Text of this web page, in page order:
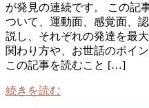
が発見の連続です。 この記
ついて、運動面、感覚面、
説し、それぞれの発達を最
関わり方や、お世話のポイ
この記事を読むこと […]
続きを読む